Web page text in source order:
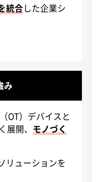
統合した企業シ
み
OT）デバイスと
展開、 モノづく
リューションを